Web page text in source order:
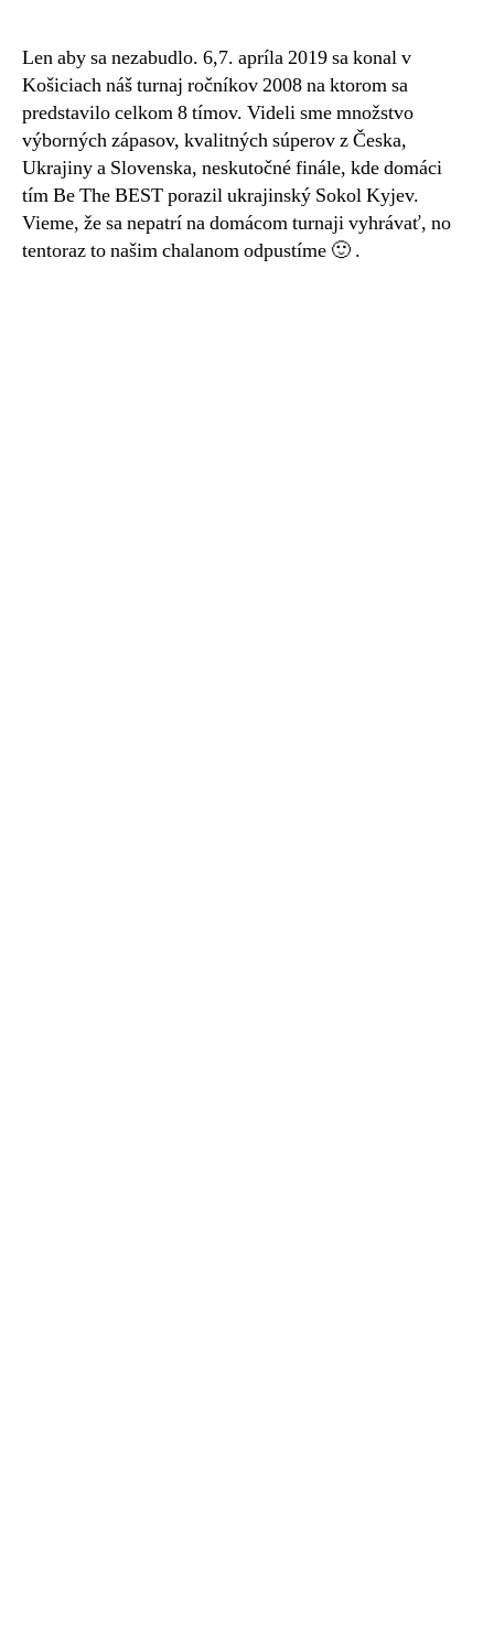
Len aby sa nezabudlo. 6,7. apríla 2019 sa konal v
Košiciach náš turnaj ročníkov 2008 na ktorom sa
predstavilo celkom 8 tímov. Videli sme množstvo
výborných zápasov, kvalitných súperov z Česka,
Ukrajiny a Slovenska, neskutočné finále, kde domáci
tím Be The BEST porazil ukrajinský Sokol Kyjev.
Vieme, že sa nepatrí na domácom turnaji vyhrávať, no
tentoraz to našim chalanom odpustíme 🙂 .